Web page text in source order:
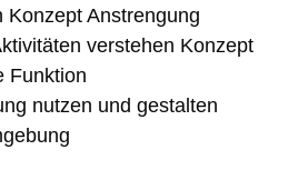
Konzept Anstrengung
verstehen Konzept
Funktion
nutzen und gestalten